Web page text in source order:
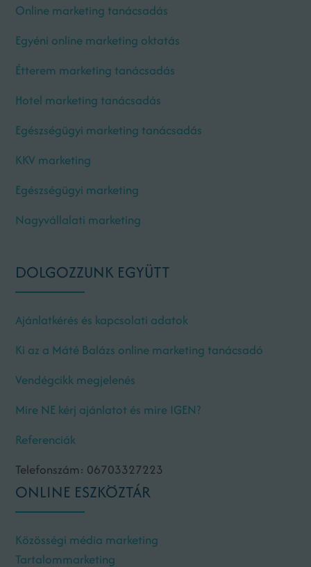
Online marketing tanácsadás
Egyéni online marketing oktatás
Étterem marketing tanácsadás
Hotel marketing tanácsadás
Egészségügyi marketing tanácsadás
KKV marketing
Egészségügyi marketing
Nagyvállalati marketing
DOLGOZZUNK EGYÜTT
Ajánlatkérés és kapcsolati adatok
Ki az a Máté Balázs online marketing tanácsadó
Vendégcikk megjelenés
Mire NE kérj ajánlatot és mire IGEN?
Referenciák
Telefonszám: 06703327223
ONLINE ESZKÖZTÁR
Közösségi média marketing
Tartalommarketing